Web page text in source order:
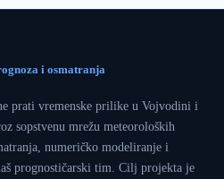
i osmatranja
prati vremenske prilike u Vojvodini i
sopstvenu mrežu meteoroloških
numeričko modeliranje i
prognostičarski tim. Cilj projekta je